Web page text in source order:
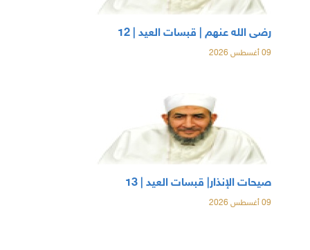
رضى الله عنهم | قبسات العيد | 12
09 أغسطس 2026
صيحات الإنذار| قبسات العيد | 13
09 أغسطس 2026